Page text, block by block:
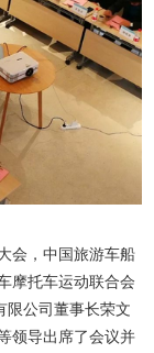
会，中国旅游车船
摩托车运动联合会
限公司董事长荣文
领导出席了会议并